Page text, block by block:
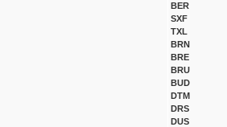
BER
SXF
TXL
BRN
BRE
BRU
BUD
DTM
DRS
DUS